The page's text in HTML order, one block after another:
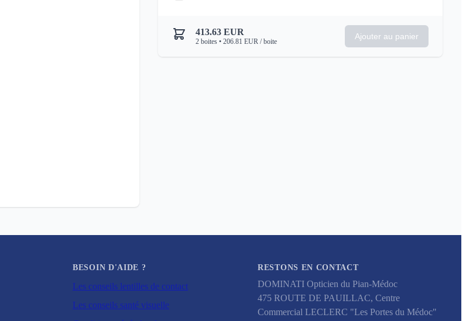
413.63 EUR
2boites• 206.81 EUR / boite
Ajouter au panier
BESOIN D'AIDE ?
Les conseils lentilles de contact
Les conseils santé visuelle
RESTONS EN CONTACT
DOMINATI Opticien du Pian-Médoc
475 ROUTE DE PAUILLAC, Centre
Commercial LECLERC "Les Portes du Médoc"